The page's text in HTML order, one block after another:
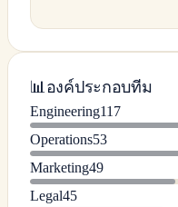
📊 องค์ประกอบทีม
Engineering117
Operations53
Marketing49
Legal45